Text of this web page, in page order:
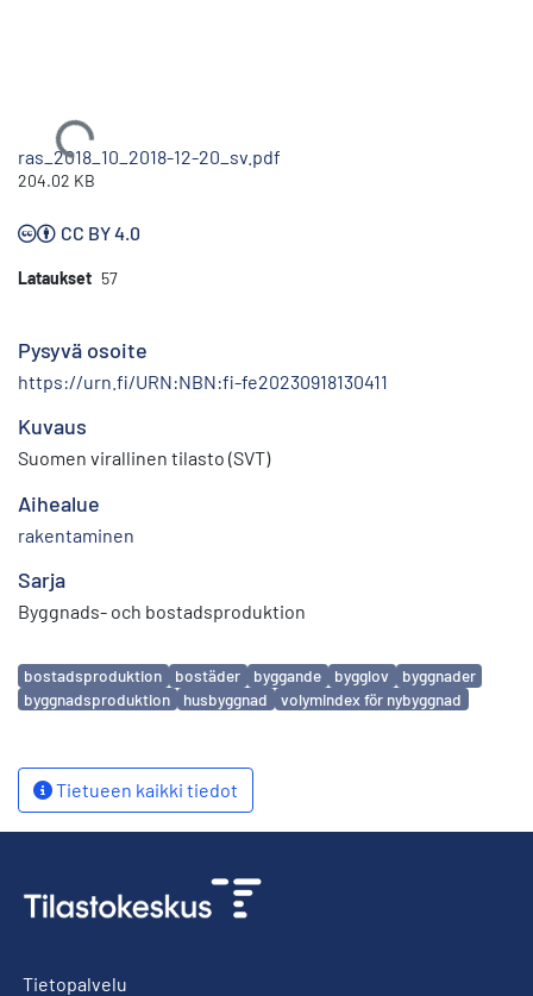
Ladataan...
ras_2018_10_2018-12-20_sv.pdf
204.02 KB
CC BY 4.0
Lataukset 57
Pysyvä osoite
https://urn.fi/URN:NBN:fi-fe20230918130411
Kuvaus
Suomen virallinen tilasto (SVT)
Aihealue
rakentaminen
Sarja
Byggnads- och bostadsproduktion
Avainsanat
bostadsproduktion bostäder byggande bygglov
byggnader
byggnadsproduktion
husbyggnad volymindex för nybyggnad
Tietueen kaikki tiedot
Tietopalvelu